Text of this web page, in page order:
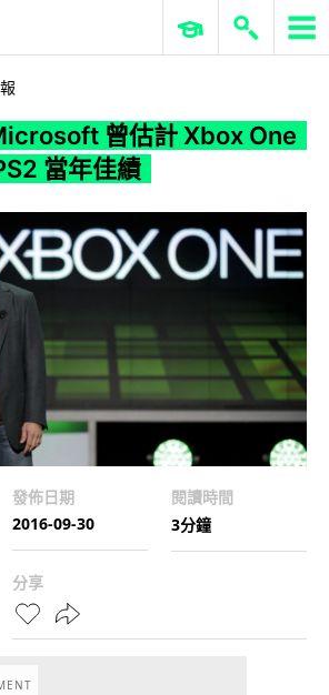
ERP 與商業 AI
曾估計 Xbox One
當年佳績
發佈日期
2016-09-30
閱讀時間
3分鐘
分享